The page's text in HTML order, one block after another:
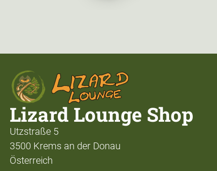
Lizard Lounge Shop
Utzstraße 5
3500 Krems an der Donau
Österreich